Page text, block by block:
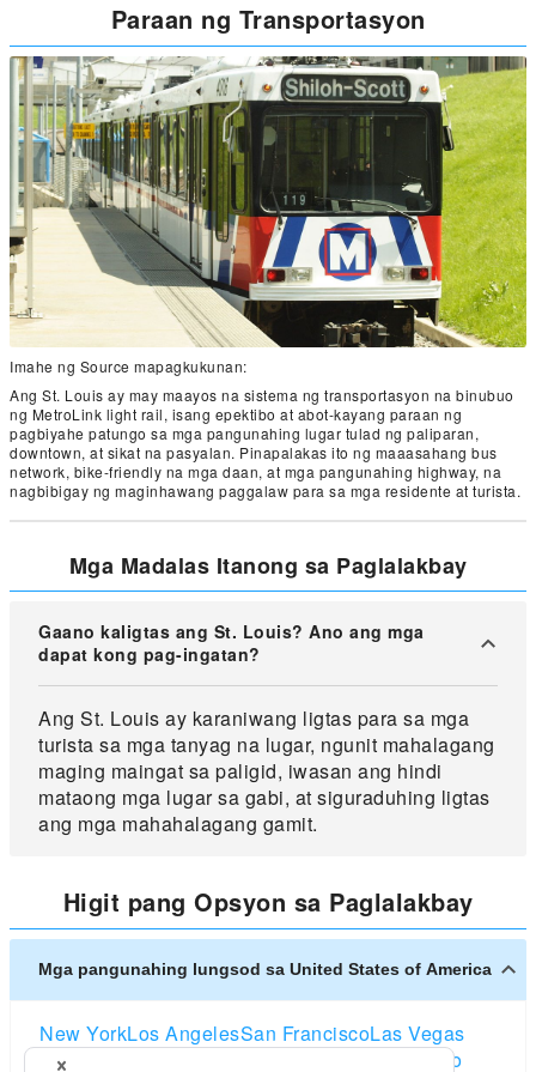
Paraan ng Transportasyon
Imahe ng Source mapagkukunan:
Ang St. Louis ay may maayos na sistema ng transportasyon na binubuo
ng MetroLink light rail, isang epektibo at abot-kayang paraan ng
pagbiyahe patungo sa mga pangunahing lugar tulad ng paliparan,
downtown, at sikat na pasyalan. Pinapalakas ito ng maaasahang bus
network, bike-friendly na mga daan, at mga pangunahing highway, na
nagbibigay ng maginhawang paggalaw para sa mga residente at turista.
Mga Madalas Itanong sa Paglalakbay
Gaano kaligtas ang St. Louis? Ano ang mga
dapat kong pag-ingatan?
Ang St. Louis ay karaniwang ligtas para sa mga
turista sa mga tanyag na lugar, ngunit mahalagang
maging maingat sa paligid, iwasan ang hindi
mataong mga lugar sa gabi, at siguraduhing ligtas
ang mga mahahalagang gamit.
Higit pang Opsyon sa Paglalakbay
Mga pangunahing lungsod sa United States of America
New YorkLos AngelesSan FranciscoLas Vegas
Orlando
Chicago